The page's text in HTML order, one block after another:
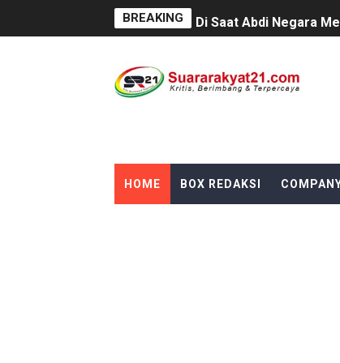
BREAKING Di Saat Abdi Negara
Jaga kondisifitas
DIDUGA SENGAJA
Cor beton di desa
HOME BOX REDAKSI